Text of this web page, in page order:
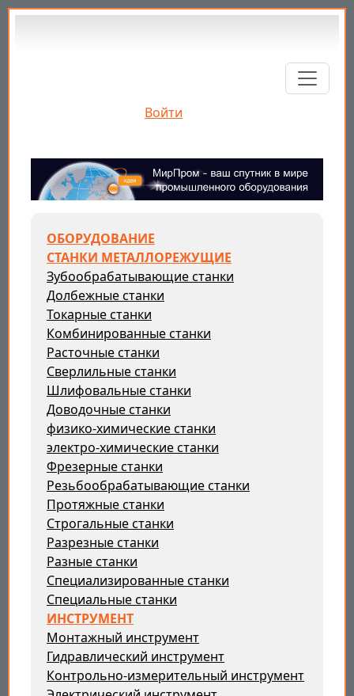
Перейти к основному содержанию
Войти
ОБОРУДОВАНИЕ
СТАНКИ МЕТАЛЛОРЕЖУЩИЕ
Зубообрабатывающие станки
Долбежные станки
Токарные станки
Комбинированные станки
Расточные станки
Сверлильные станки
Шлифовальные станки
Доводочные станки
физико-химические станки
электро-химические станки
Фрезерные станки
Резьбообрабатывающие станки
Протяжные станки
Строгальные станки
Разрезные станки
Разные станки
Специализированные станки
Специальные станки
ИНСТРУМЕНТ
Монтажный инструмент
Гидравлический инструмент
Контрольно-измерительный инструмент